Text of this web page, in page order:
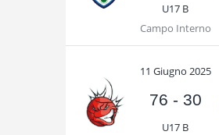
U17 B
Campo Interno
11 Giugno 2025
76 - 30
U17 B